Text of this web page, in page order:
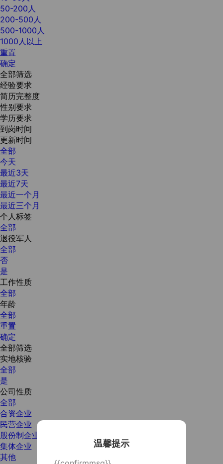
温馨提示
50-200人
200-500人
500-1000人
1000人以上
重置
确定
全部筛选
经验要求
简历完整度
性别要求
学历要求
到岗时间
更新时间
全部
今天
最近3天
最近7天
最近一个月
最近三个月
个人标签
全部
退役军人
全部
否
是
工作性质
全部
年龄
全部
重置
确定
全部筛选
实地核验
全部
是
公司性质
全部
合资企业
民营企业
股份制企业
集体企业
其他